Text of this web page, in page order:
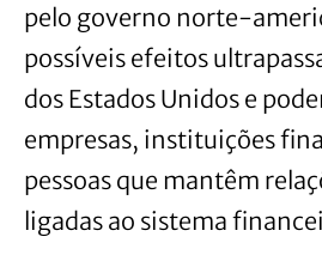
pelo governo norte-
possíveis efeitos
dos Estados Unidos e
empresas, instituições
pessoas que mantêm
ligadas ao sistema